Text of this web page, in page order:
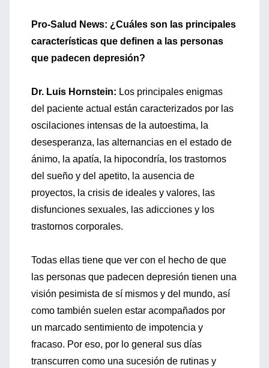
Pro-Salud News: ¿Cuáles son las principales
características que definen a las personas
que padecen depresión?
Dr. Luis Hornstein: Los principales enigmas
del paciente actual están caracterizados por las
oscilaciones intensas de la autoestima, la
desesperanza, las alternancias en el estado de
ánimo, la apatía, la hipocondría, los trastornos
del sueño y del apetito, la ausencia de
proyectos, la crisis de ideales y valores, las
disfunciones sexuales, las adicciones y los
trastornos corporales.
Todas ellas tiene que ver con el hecho de que
las personas que padecen depresión tienen una
visión pesimista de sí mismos y del mundo, así
como también suelen estar acompañados por
un marcado sentimiento de impotencia y
fracaso. Por eso, por lo general sus días
transcurren como una sucesión de rutinas y